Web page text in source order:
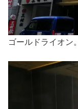
ゴールドライオン。